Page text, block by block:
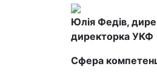
Юлія Федів,
директорка УКФ
Сфера